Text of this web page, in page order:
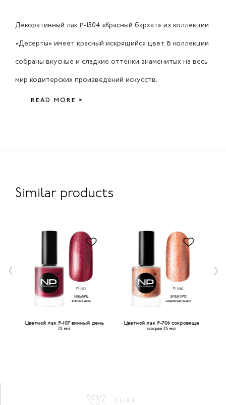
Декоративный лак P-1504 «Красный бархат» из коллекции
«Десерты» имеет красный искрящийся цвет. В коллекции
собраны вкусные и сладкие оттенки знаменитых на весь
мир кодитерских произведений искусств.
READ MORE >
Similar products
Цветной лак P-107 винный день
15 мл
Цветной лак P-706 cокровище
нации 15 мл
I LIKE!